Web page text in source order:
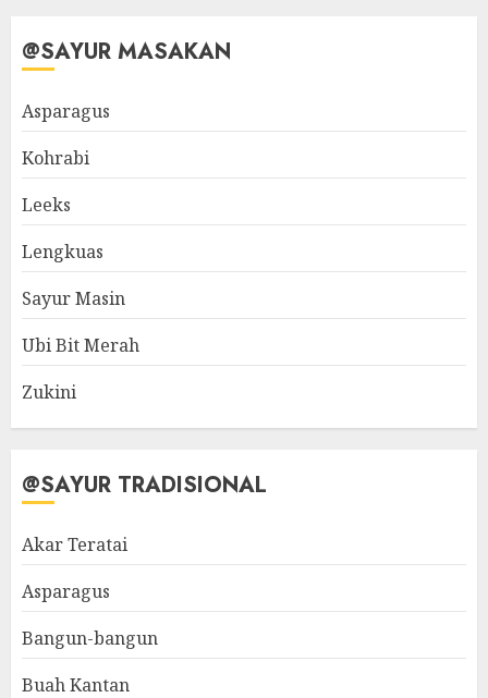
@SAYUR MASAKAN
Asparagus
Kohrabi
Leeks
Lengkuas
Sayur Masin
Ubi Bit Merah
Zukini
@SAYUR TRADISIONAL
Akar Teratai
Asparagus
Bangun-bangun
Buah Kantan